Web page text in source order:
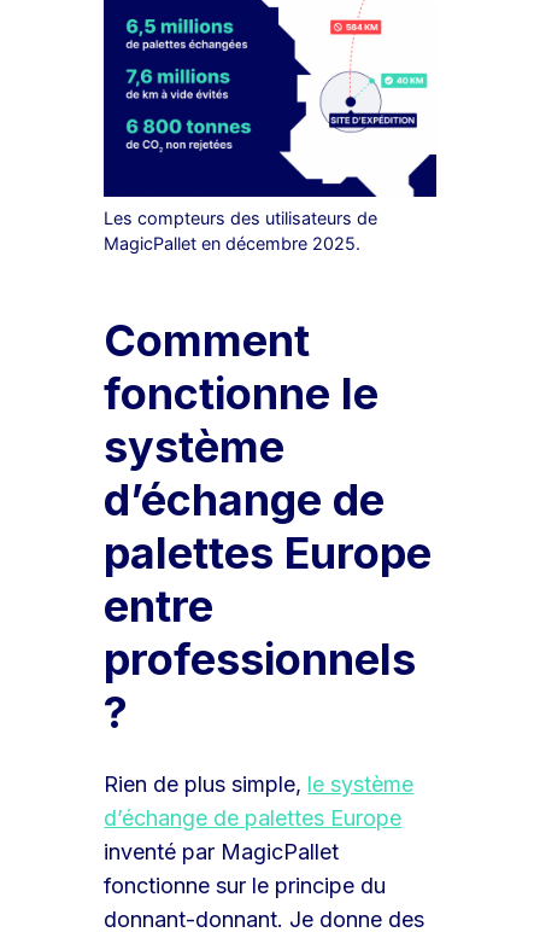
Les compteurs des utilisateurs de
MagicPallet en décembre 2025.
Comment
fonctionne le
système
d’échange de
palettes Europe
entre
professionnels
?
Rien de plus simple, le système
d’échange de palettes Europe
inventé par MagicPallet
fonctionne sur le principe du
donnant-donnant. Je donne des